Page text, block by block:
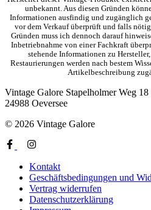
unbekannt. Aus diesen Gründen
Informationen ausfindig und zugänglich
vor dem Verkauf überprüft und falls
Gründen muss ich dennoch darauf
Inbetriebnahme von einer Fachkraft
stehende Informationen zu
Restaurierungen werden nach bestem
Artikelbeschreibung
Vintage Galore Stapelholmer Weg 18
24988 Oeversee
© 2026 Vintage Galore
Kontakt
Geschäftsbedingungen und
Vertrag widerrufen
Datenschutzerklärung